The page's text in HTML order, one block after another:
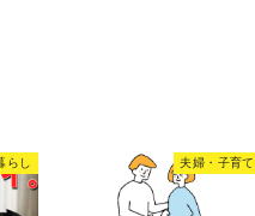
らし 夫婦・子育て